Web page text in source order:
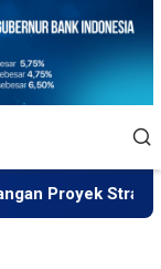
Strategis IGP